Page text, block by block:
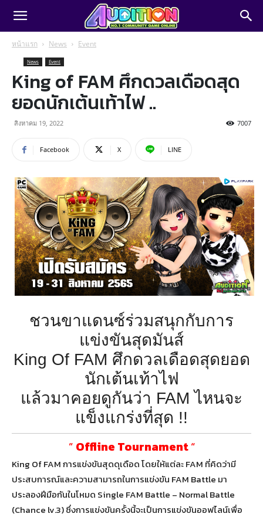
หน้าแรก News Event
News Event
King of FAM ศึกดวลเดือดสุด
ยอดนักเต้นเท้าไฟ ..
สิงหาคม 19, 2022 7007
Facebook X LINE
ชวนขาแดนซ์ร่วมสนุกกับการ
แข่งขันสุดมันส์
King Of FAM ศึกดวลเดือดสุดยอด
นักเต้นเท้าไฟ
แล้วมาคอยดูกันว่า FAM ไหนจะ
แข็งแกร่งที่สุด !!
” Offline Tournament“
King Of FAM การแข่งขันสุดดุเดือด โดยให้แต่ละ FAM ที่คิดว่ามี
ประสบการณ์และความสามารถในการแข่งขัน FAM Battle มา
ประลองฝีมือกันในโหมด Single FAM Battle – Normal Battle
(Chance lv.3) ซึ่งการแข่งขันครั้งนี้จะเป็นการแข่งขันออฟไลน์เพื่อ